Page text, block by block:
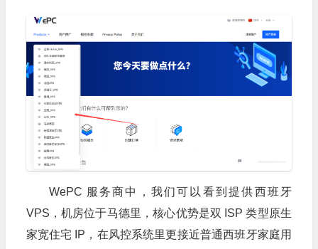
WePC 服务商中，我们可以看到提供西班牙
VPS，机房位于马德里，核心优势是双 ISP 类型原生
家宽住宅 IP，在风控系统里更接近普通西班牙家庭用